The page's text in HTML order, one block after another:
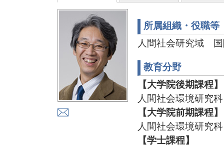
所属組織・役職等
人間社会研究域
教育分野
【大学院後期課程】
人間社会環境研究
【大学院前期課程】
人間社会環境研究
【学士課程】